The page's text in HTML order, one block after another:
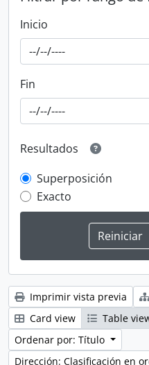
Inicio
Fin
Resultados
Superposición
Exacto
Imprimir vista previa
Card view
Table
Ordenar por: Título
Dirección: Clasificación en